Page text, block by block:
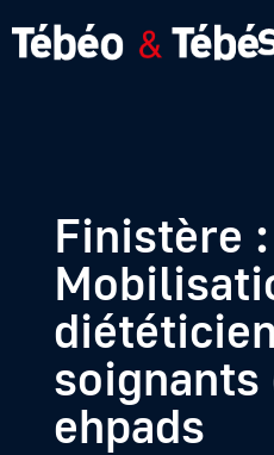
Finistère :
soignants
ehpads